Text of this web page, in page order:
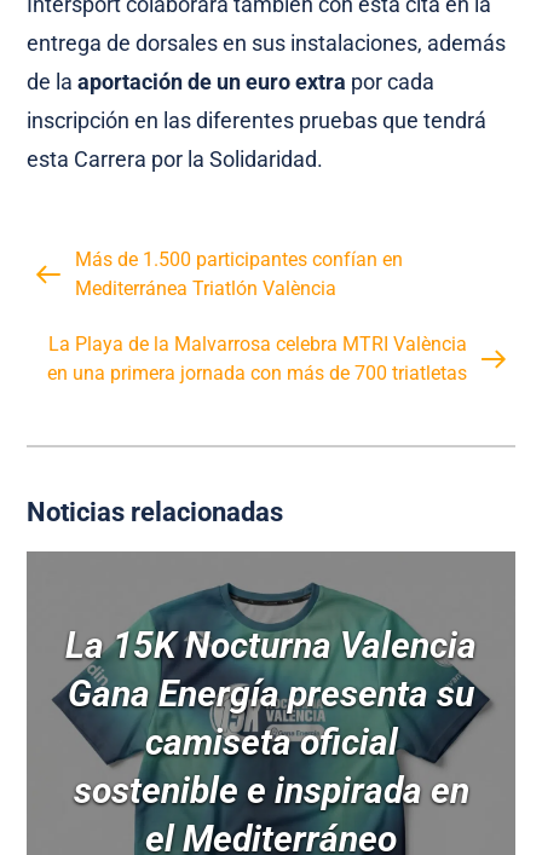
entrega de dorsales en sus instalaciones, además
de laaportación de un euro extra por cada
inscripción en las diferentes pruebas que tendrá
esta Carrera por la Solidaridad.
Más de 1.500 participantes confían en
Mediterránea Triatlón València
La Playa de la Malvarrosa celebra MTRI València
en una primera jornada con más de 700 triatletas
Noticias relacionadas
La 15K Nocturna Valencia
Gana Energía presenta su
camiseta oficial
sostenible e inspirada en
el Mediterráneo